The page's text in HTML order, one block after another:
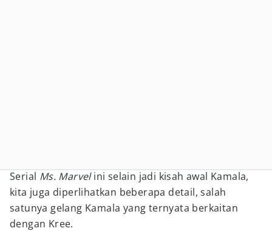
Serial Ms. Marvelini selain jadi kisah awal Kamala,
kita juga diperlihatkan beberapa detail, salah
satunya gelang Kamala yang ternyata berkaitan
dengan Kree.